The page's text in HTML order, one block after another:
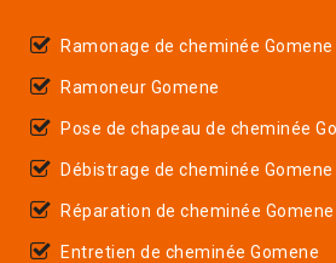
Ramonage de cheminée Gomene
Ramoneur Gomene
Pose de chapeau de cheminée
Débistrage de cheminée Gomene
Réparation de cheminée Gomene
Entretien de cheminée Gomene